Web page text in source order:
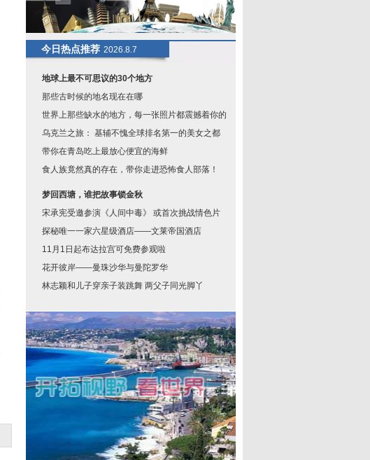
今日热点推荐 2026.8.7
地球上最不可思议的30个地方
那些古时候的地名现在在哪
世界上那些缺水的地方，每一张照片都震撼着你的心
乌克兰之旅： 基辅不愧全球排名第一的美女之都
带你在青岛吃上最放心便宜的海鲜
食人族竟然真的存在，带你走进恐怖食人部落！
梦回西塘，谁把故事锁金秋
宋承宪受邀参演《人间中毒》 或首次挑战情色片
探秘唯一一家六星级酒店——文莱帝国酒店
11月1日起布达拉宫可免费参观啦
花开彼岸——曼珠沙华与曼陀罗华
林志颖和儿子穿亲子装跳舞 两父子同光脚丫